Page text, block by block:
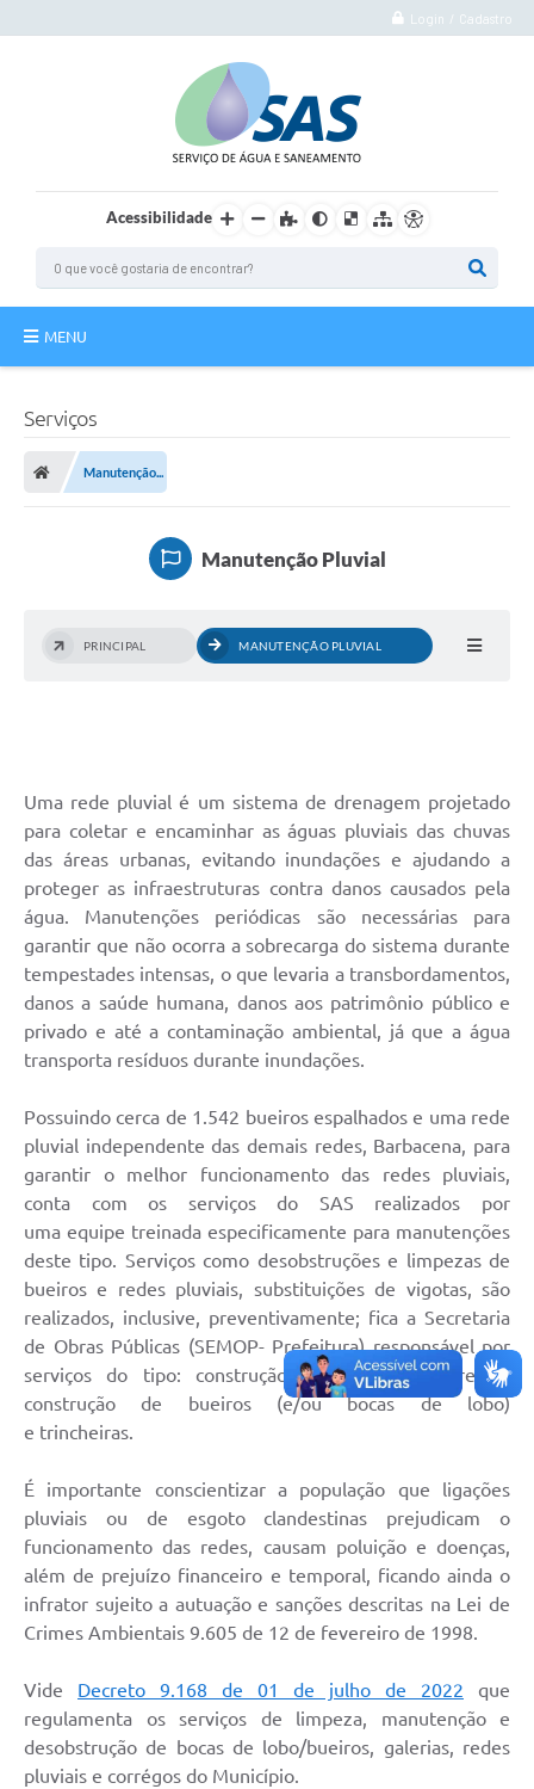
Login / Cadastro
Acessibilidade
MENU
Autoatendimento
Plano Municipal de Saneamento Básico
Intranet
Publicidade de Processos
Canais de Contato
Teleatendimento
Concursos e Processos Seletivos
Serviços
Manutenção...
Manutenção Pluvial
PRINCIPAL MANUTENÇÃO PLUVIAL
Uma rede pluvial é um sistema de drenagem projetado
para coletar e encaminhar as águas pluviais das chuvas
das áreas urbanas, evitando inundações e ajudando a
proteger as infraestruturas contra danos causados pela
água. Manutenções periódicas são necessárias para
garantir que não ocorra a sobrecarga do sistema durante
tempestades intensas, o que levaria a transbordamentos,
danos a saúde humana, danos aos patrimônio público e
privado e até a contaminação ambiental, já que a água
transporta resíduos durante inundações.
Possuindo cerca de 1.542 bueiros espalhados e uma rede
pluvial independente das demais redes, Barbacena, para
garantir o melhor funcionamento das redes pluviais,
conta com os serviços do SAS realizados por
uma equipe treinada especificamente para manutenções
deste tipo. Serviços como desobstruções e limpezas de
bueiros e redes pluviais, substituições de vigotas, são
realizados, inclusive, preventivamente; fica a Secretaria
de Obras Públicas (SEMOP- Prefeitura) responsável por
serviços do tipo: construção e relocação de redes,
construção de bueiros (e/ou bocas de lobo)
e trincheiras.
É importante conscientizar a população que ligações
pluviais ou de esgoto clandestinas prejudicam o
funcionamento das redes, causam poluição e doenças,
além de prejuízo financeiro e temporal, ficando ainda o
infrator sujeito a autuação e sanções descritas na Lei de
Crimes Ambientais 9.605 de 12 de fevereiro de 1998.
Vide Decreto 9.168 de 01 de julho de 2022 que
regulamenta os serviços de limpeza, manutenção e
desobstrução de bocas de lobo/bueiros, galerias, redes
pluviais e corrégos do Município.